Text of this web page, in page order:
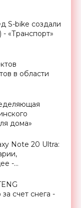
S-bike создали
«Транспорт»
в области
дома»
Note 20 Ultra:
-
счет снега -